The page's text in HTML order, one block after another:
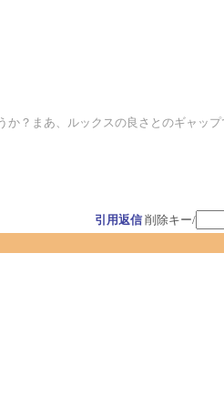
？まあ、ルックスの良さとのギャッ
引用返信 削除キー/